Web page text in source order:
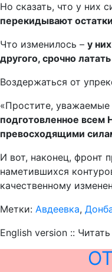
Но сказать, что у них
перекидывают
Что изменилось – у
другого, срочно
Воздержаться от
«Простите,
подготовленное всем
превосходящими
И вот, наконец, фронт
наметившихся
качественному
Метки: Авдеевка,
English version ::